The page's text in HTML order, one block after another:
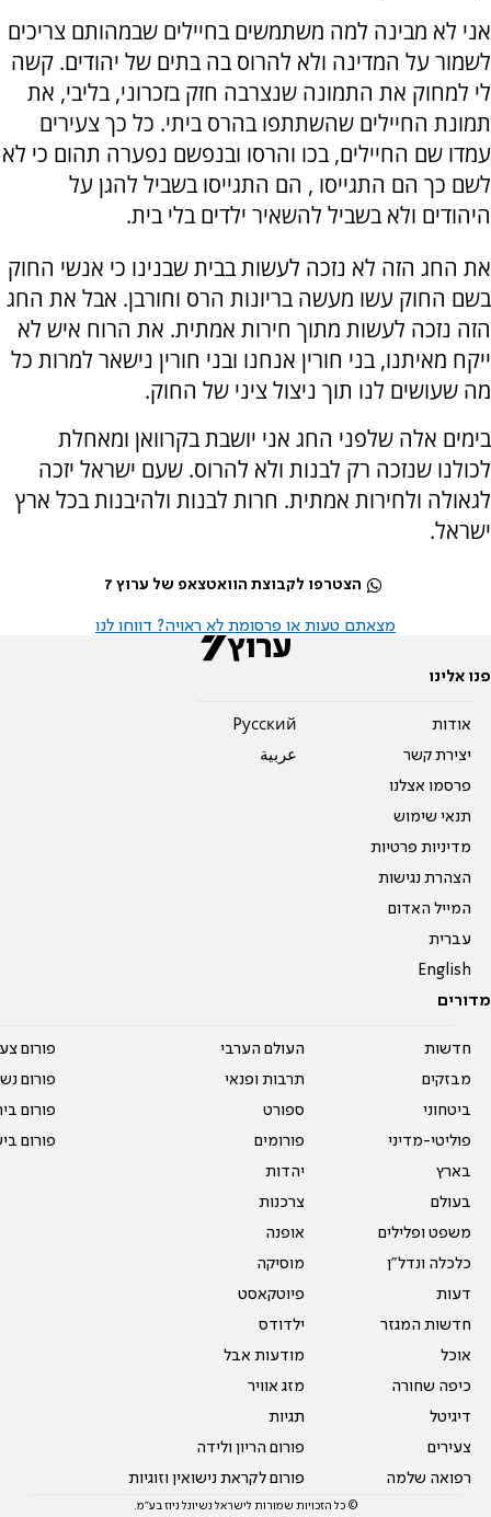
אני לא מבינה למה משתמשים בחיילים שבמהותם צריכים
לשמור על המדינה ולא להרוס בה בתים של יהודים. קשה
לי למחוק את התמונה שנצרבה חזק בזכרוני, בליבי, את
תמונת החיילים שהשתתפו בהרס ביתי. כל כך צעירים
עמדו שם החיילים, בכו והרסו ובנפשם נפערה תהום כי לא
לשם כך הם התגייסו , הם התגייסו בשביל להגן על
היהודים ולא בשביל להשאיר ילדים בלי בית.
את החג הזה לא נזכה לעשות בבית שבנינו כי אנשי החוק
בשם החוק עשו מעשה בריונות הרס וחורבן. אבל את החג
הזה נזכה לעשות מתוך חירות אמתית. את הרוח איש לא
ייקח מאיתנו, בני חורין אנחנו ובני חורין נישאר למרות כל
מה שעושים לנו תוך ניצול ציני של החוק.
בימים אלה שלפני החג אני יושבת בקרוואן ומאחלת
לכולנו שנזכה רק לבנות ולא להרוס. שעם ישראל יזכה
לגאולה ולחירות אמתית. חרות לבנות ולהיבנות בכל ארץ
ישראל.
הצטרפו לקבוצת הוואטצאפ של ערוץ 7
מצאתם טעות או פרסומת לא ראויה? דווחו לנו
פנו אלינו
אודות
יצירת קשר
פרסמו אצלנו
תנאי שימוש
מדיניות פרטיות
הצהרת נגישות
המייל האדום
עברית
English
Pусский
عربية
מדורים
חדשות
מבזקים
ביטחוני
פוליטי-מדיני
בארץ
בעולם
משפט ופלילים
כלכלה ונדל"ן
דעות
חדשות המגזר
אוכל
כיפה שחורה
דיגיטל
צעירים
רפואה שלמה
העולם הערבי
תרבות ופנאי
ספורט
פורומים
יהדות
צרכנות
אופנה
מוסיקה
פיוטקאסט
ילדודס
מודעות אבל
מזג אוויר
תגיות
פורום הריון ולידה
פורום לקראת נישואין וזוגיות
פורום
פורום
פורום
פורום
© כל הזכויות שמורות לישראל נשיונל ניוז בע"מ.